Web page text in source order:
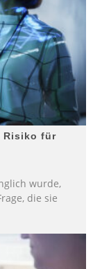
Risiko für
wurde,
die sie